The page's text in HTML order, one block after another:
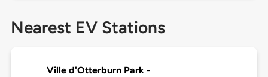
Nearest EV Stations
Ville d'Otterburn Park -